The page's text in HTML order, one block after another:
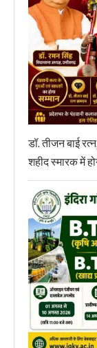
डॉ. तीजन बाई
शहीद स्मारक में